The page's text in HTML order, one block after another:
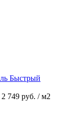
Быстрый
2 749 руб. / м2